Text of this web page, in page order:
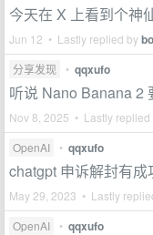
今天在 X 上看到个神
Jun 12 • Lastly replied by
分享发现 • qqxufo
听说 Nano Banana 2
Nov 8, 2025 • Lastly replied
OpenAI • qqxufo
chatgpt 申诉解封有成
May 29, 2023 • Lastly
OpenAI • qqxufo